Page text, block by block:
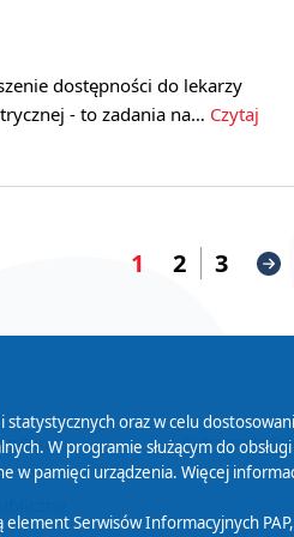
dostępności do lekarzy
- to zadania na… Czytaj
1 2 3
Cyfryzacja
oraz w celu
W programie służącym do
w pamięci urządzenia. Więcej
Serwisów Informacyjnych